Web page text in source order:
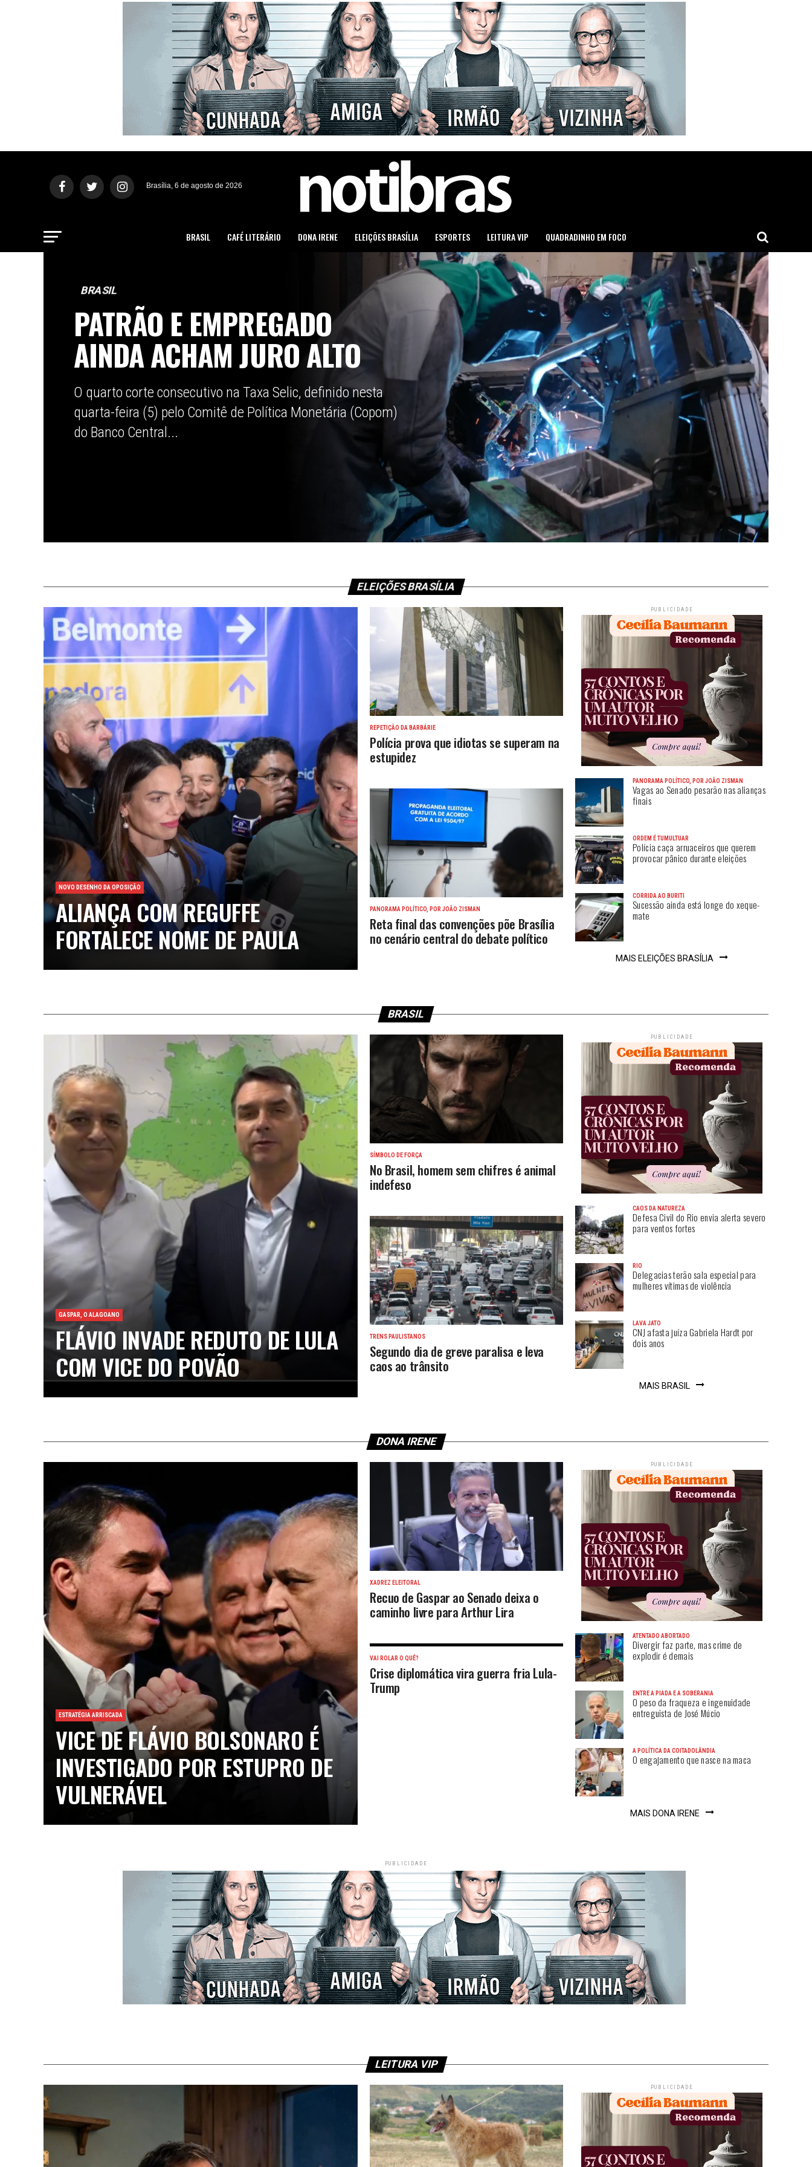
Brasília, 6 de agosto de 2026
BRASIL CAFÉ LITERÁRIO DONA IRENE ELEIÇÕES BRASÍLIA ESPORTES LEITURA VIP QUADRADINHO EM FOCO
BRASIL
PATRÃO E EMPREGADO
AINDA ACHAM JURO ALTO
O quarto corte consecutivo na Taxa Selic, definido nesta
quarta-feira (5) pelo Comitê de Política Monetária (Copom)
do Banco Central...
ELEIÇÕES BRASÍLIA
NOVO DESENHO DA OPOSIÇÃO
ALIANÇA COM REGUFFE
FORTALECE NOME DE PAULA
REPETIÇÃO DA BARBÁRIE
Polícia prova que idiotas se superam na
estupidez
PANORAMA POLÍTICO, POR JOÃO ZISMAN
Reta final das convenções põe Brasília
no cenário central do debate político
PUBLICIDADE
PANORAMA POLÍTICO, POR JOÃO ZISMAN
Vagas ao Senado pesarão nas alianças
finais
ORDEM É TUMULTUAR
Polícia caça arruaceiros que querem
provocar pânico durante eleições
CORRIDA AO BURITI
Sucessão ainda está longe do xeque-
mate
MAIS ELEIÇÕES BRASÍLIA
BRASIL
GASPAR, O ALAGOANO
FLÁVIO INVADE REDUTO DE LULA
COM VICE DO POVÃO
SÍMBOLO DE FORÇA
No Brasil, homem sem chifres é animal
indefeso
TRENS PAULISTANOS
Segundo dia de greve paralisa e leva
caos ao trânsito
PUBLICIDADE
CAOS DA NATUREZA
Defesa Civil do Rio envia alerta severo
para ventos fortes
RIO
Delegacias terão sala especial para
mulheres vítimas de violência
LAVA JATO
CNJ afasta juíza Gabriela Hardt por
dois anos
MAIS BRASIL
DONA IRENE
ESTRATÉGIA ARRISCADA
VICE DE FLÁVIO BOLSONARO É
INVESTIGADO POR ESTUPRO DE
VULNERÁVEL
XADREZ ELEITORAL
Recuo de Gaspar ao Senado deixa o
caminho livre para Arthur Lira
VAI ROLAR O QUÊ?
Crise diplomática vira guerra fria Lula-
Trump
PUBLICIDADE
ATENTADO ABORTADO
Divergir faz parte, mas crime de
explodir é demais
ENTRE A PIADA E A SOBERANIA
O peso da fraqueza e ingenuidade
entreguista de José Múcio
A POLÍTICA DA COITADOLÂNDIA
O engajamento que nasce na maca
MAIS DONA IRENE
PUBLICIDADE
LEITURA VIP
PUBLICIDADE